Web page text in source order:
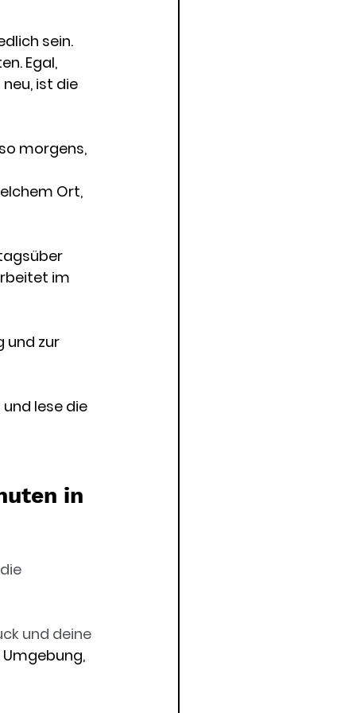
sein.
Egal,
ist die
morgens,
Ort,
im
und zur
lese die
in
und deine